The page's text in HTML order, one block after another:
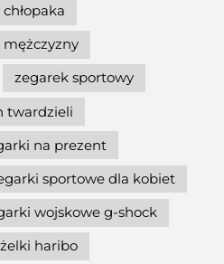
zegarek sportowy
twardzieli
na prezent
sportowe dla kobiet
wojskowe g-shock
żelki haribo